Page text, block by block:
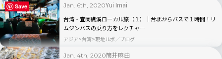
Jan. 6th, 2020Yui Imai
台湾・宜蘭礁溪ローカル旅（１）｜台北からバスで１時間！リ
ムジンバスの乗り方をレクチャー
アジア 台湾 現地ルポ／ブログ
Jan. 4th, 2020筒井麻由
Save